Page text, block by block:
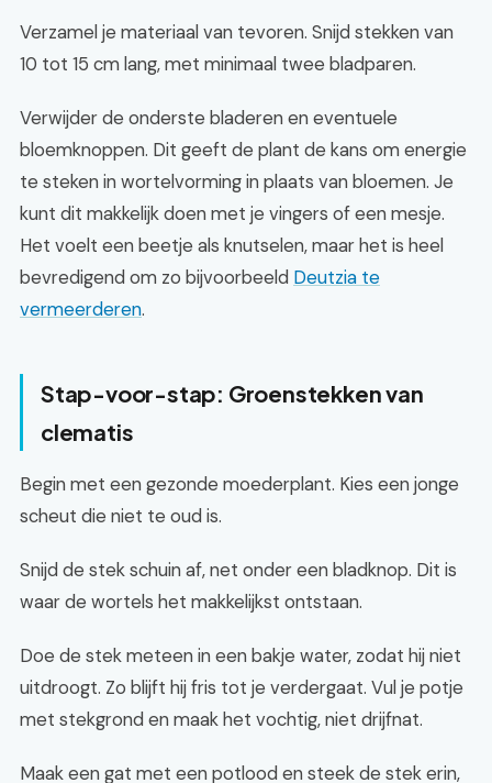
Verzamel je materiaal van tevoren. Snijd stekken van
10 tot 15 cm lang, met minimaal twee bladparen.
Verwijder de onderste bladeren en eventuele
bloemknoppen. Dit geeft de plant de kans om energie
te steken in wortelvorming in plaats van bloemen. Je
kunt dit makkelijk doen met je vingers of een mesje.
Het voelt een beetje als knutselen, maar het is heel
bevredigend om zo bijvoorbeeld Deutzia te
vermeerderen.
Stap-voor-stap: Groenstekken van
clematis
Begin met een gezonde moederplant. Kies een jonge
scheut die niet te oud is.
Snijd de stek schuin af, net onder een bladknop. Dit is
waar de wortels het makkelijkst ontstaan.
Doe de stek meteen in een bakje water, zodat hij niet
uitdroogt. Zo blijft hij fris tot je verdergaat. Vul je potje
met stekgrond en maak het vochtig, niet drijfnat.
Maak een gat met een potlood en steek de stek erin,